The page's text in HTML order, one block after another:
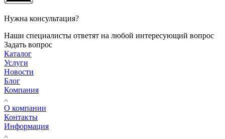
Нужна консультация?
Наши специалисты ответят на любой интересующий вопрос
Задать вопрос
Каталог
Услуги
Новости
Блог
Компания
О компании
Контакты
Информация